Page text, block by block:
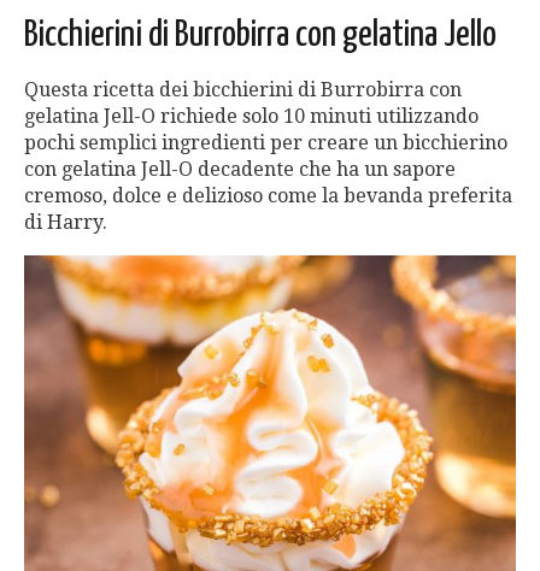
Bicchierini di Burrobirra con gelatina Jello
Questa ricetta dei bicchierini di Burrobirra con
gelatina Jell-O richiede solo 10 minuti utilizzando
pochi semplici ingredienti per creare un bicchierino
con gelatina Jell-O decadente che ha un sapore
cremoso, dolce e delizioso come la bevanda preferita
di Harry.